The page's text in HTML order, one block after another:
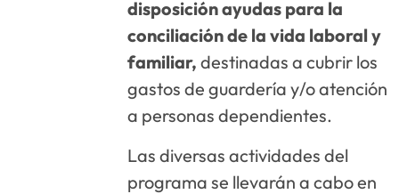
disposición ayudas para la
conciliación de la vida laboral y
familiar, destinadas a cubrir los
gastos de guardería y/o atención
a personas dependientes.
Las diversas actividades del
programa se llevarán a cabo en